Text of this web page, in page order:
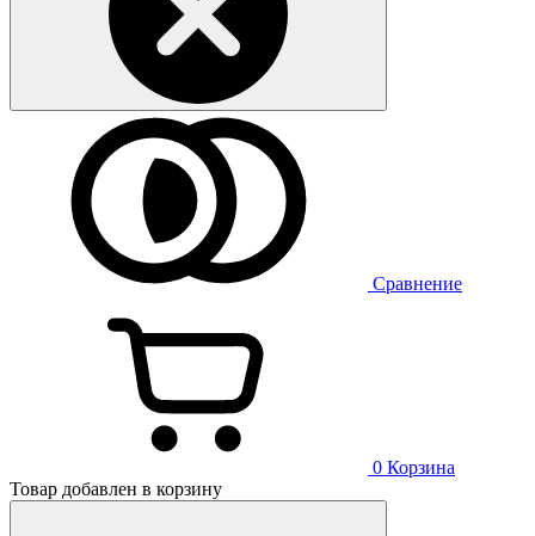
Сравнение
0 Корзина
Товар добавлен в корзину